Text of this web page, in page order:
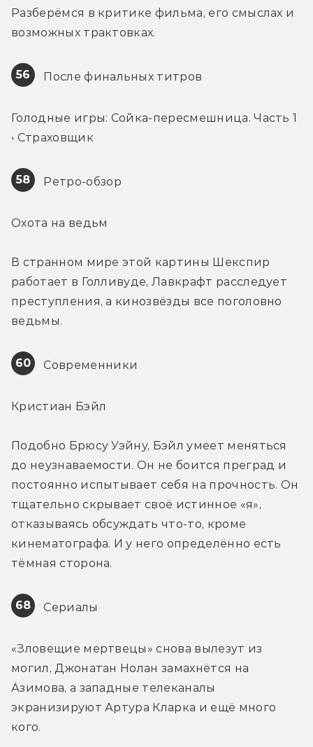
Разберёмся в критике фильма, его смыслах и
возможных трактовках.
56 После финальных титров
Голодные игры: Сойка-пересмешница. Часть 1
• Страховщик
58 Ретро-обзор
Охота на ведьм
В странном мире этой картины Шекспир
работает в Голливуде, Лавкрафт расследует
преступления, а кинозвёзды все поголовно
ведьмы.
60 Современники
Кристиан Бэйл
Подобно Брюсу Уэйну, Бэйл умеет меняться
до неузнаваемости. Он не боится преград и
постоянно испытывает себя на прочность. Он
тщательно скрывает своё истинное «я»,
отказываясь обсуждать что-то, кроме
кинематографа. И у него определённо есть
тёмная сторона.
68 Сериалы
«Зловещие мертвецы» снова вылезут из
могил, Джонатан Нолан замахнётся на
Азимова, а западные телеканалы
экранизируют Артура Кларка и ещё много
кого.